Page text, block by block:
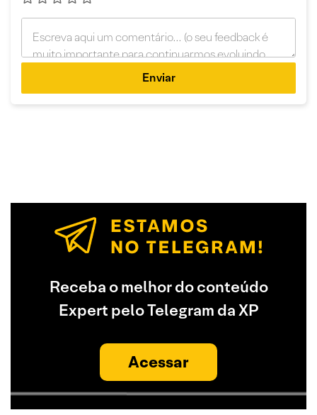
Enviar
Receba o melhor do conteúdo
Expert pelo Telegram da XP
Acessar